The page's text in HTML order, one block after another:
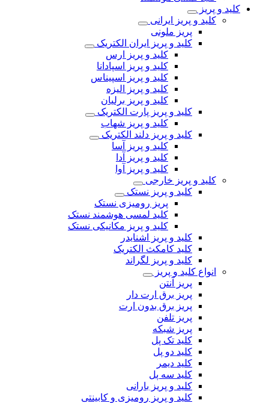
کلید و پریز
کلید و پریز ایرانی
پریز ملونی
کلید و پریز ایران الکتریک
کلید و پریز ارس
کلید و پریز اسپادانا
کلید و پریز اسپیناس
کلید و پریز الیزه
کلید و پریز برلیان
کلید و پریز پارت الکتریک
کلید و پریز شهاب
کلید و پریز دلند الکتریک
کلید و پریز آسا
کلید و پریز آدا
کلید و پریز آوا
کلید و پریز خارجی
کلید و پریز نستک
پریز رومیزی نستک
کلید لمسی هوشمند نستک
کلید و پریز مکانیکی نستک
کلید و پریز اشنایدر
کلید کامکث الکتریک
کلید و پریز لگراند
انواع کلید و پریز
پریز آنتن
پریز برق ارت دار
پریز برق بدون ارت
پریز تلفن
پریز شبکه
کلید تک پل
کلید دو پل
کلید دیمر
کلید سه پل
کلید و پریز بارانی
کلید و پریز رومیزی و کابینتی